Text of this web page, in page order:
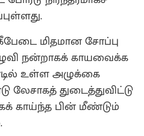
மிதமான சோப்பு
நன்றாகக் காயவைக்க
உள்ள அழுக்கை
லேசாகத் துடைத்துவிட்டு
காய்ந்த பின் மீண்டும்